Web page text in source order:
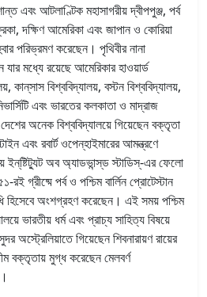
এবং আটলাণ্টিক মহাসাগরীয় দ্বীপপুঞ্জ, পর্ব
দক্ষিণ আমেরিকা এবং জাপান ও কোরিয়া
পরিভ্রমণ করেছেন। পৃথিবীর নানা
মধ্যে রয়েছে আমেরিকার হাওয়ার্ড
কান্‌সাস বিশ্ববিদ্যালয়, বস্টন বিশ্ববিদ্যালয়,
এবং ভারতের কলকাতা ও মাদ্রাজ
অনেক বিশ্ববিদ্যালয়ে গিয়েছেন বক্তৃতা
এবং রবার্ট ওপেন্‌হাইমারের আমন্ত্রণে
ইন্‌ষ্টিট্যুট অব অ্যাডভান্স্‌ড স্টাডিস্‌-এর ফেলো
গ্রীষ্মে পর্ব ও পশ্চিম বার্লিন প্রোটেস্টান
হিসেবে অংশগ্রহণ করেছেন। এই সময় পশ্চিম
ভারতীয় ধর্ম এবং প্রাচ্য সাহিত্য বিষয়ে
অস্ট্রেলিয়াতে গিয়েছেন শিবনারায়ণ রায়ের
বক্তৃতায় মুগ্ধ করেছেন মেলবর্ণ